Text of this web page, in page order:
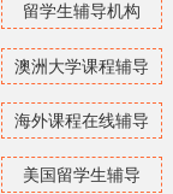
留学生辅导机构
澳洲大学课程辅导
海外课程在线辅导
美国留学生辅导